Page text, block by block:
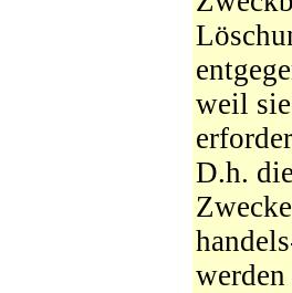
weil
D.h.
werden